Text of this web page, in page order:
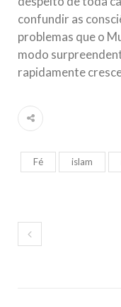
confundir as
problemas que o
modo
rapidamente
Fé islam